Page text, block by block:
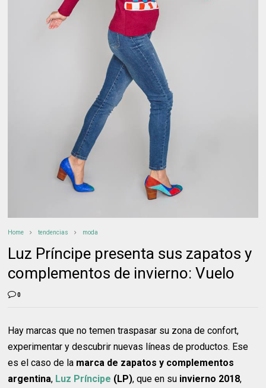
Home tendencias moda
Luz Príncipe presenta sus zapatos y
complementos de invierno: Vuelo
0
Hay marcas que no temen traspasar su zona de confort,
experimentar y descubrir nuevas líneas de productos. Ese
es el caso de la marca de zapatos y complementos
argentina, Luz Príncipe (LP), que en su invierno 2018,